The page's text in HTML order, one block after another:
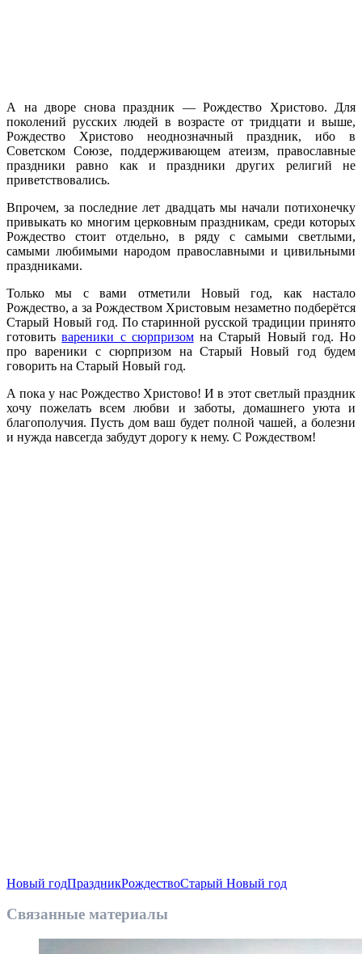
А на дворе снова праздник — Рождество Христово. Для
поколений русских людей в возрасте от тридцати и выше,
Рождество Христово неоднозначный праздник, ибо в
Советском Союзе, поддерживающем атеизм, православные
праздники равно как и праздники других религий не
приветствовались.
Впрочем, за последние лет двадцать мы начали потихонечку
привыкать ко многим церковным праздникам, среди которых
Рождество стоит отдельно, в ряду с самыми светлыми,
самыми любимыми народом православными и цивильными
праздниками.
Только мы с вами отметили Новый год, как настало
Рождество, а за Рождеством Христовым незаметно подберётся
Старый Новый год. По старинной русской традиции принято
готовитьвареники с сюрпризомна Старый Новый год. Но
про вареники с сюрпризом на Старый Новый год будем
говорить на Старый Новый год.
А пока у нас Рождество Христово! И в этот светлый праздник
хочу пожелать всем любви и заботы, домашнего уюта и
благополучия. Пусть дом ваш будет полной чашей, а болезни
и нужда навсегда забудут дорогу к нему. С Рождеством!
Новый годПраздникРождествоСтарый Новый год
Связанные материалы